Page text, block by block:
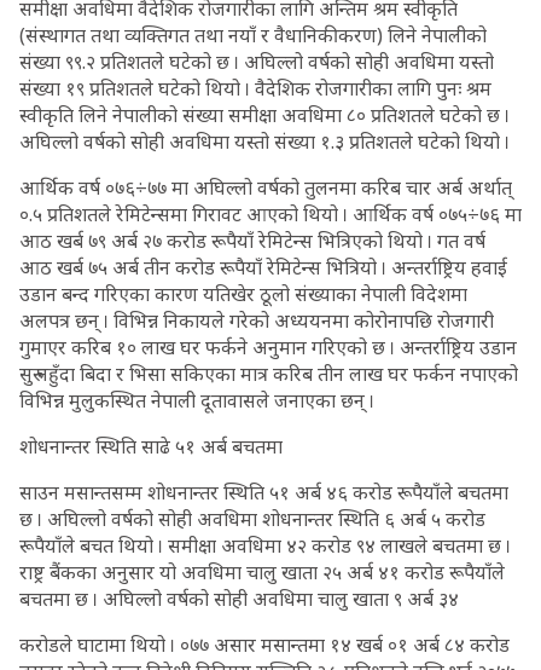
समीक्षा अवधिमा वैदेशिक रोजगारीका लागि अन्तिम श्रम स्वीकृति
(संस्थागत तथा व्यक्तिगत तथा नयाँ र वैधानिकीकरण) लिने नेपालीको
संख्या ९९.२ प्रतिशतले घटेको छ । अघिल्लो वर्षको सोही अवधिमा यस्तो
संख्या १९ प्रतिशतले घटेको थियो । वैदेशिक रोजगारीका लागि पुनः श्रम
स्वीकृति लिने नेपालीको संख्या समीक्षा अवधिमा ८० प्रतिशतले घटेको छ ।
अघिल्लो वर्षको सोही अवधिमा यस्तो संख्या १.३ प्रतिशतले घटेको थियो ।
आर्थिक वर्ष ०७६÷७७ मा अघिल्लो वर्षको तुलनमा करिब चार अर्ब अर्थात्
०.५ प्रतिशतले रेमिटेन्समा गिरावट आएको थियो । आर्थिक वर्ष ०७५÷७६ मा
आठ खर्ब ७९ अर्ब २७ करोड रूपैयाँ रेमिटेन्स भित्रिएको थियो । गत वर्ष
आठ खर्ब ७५ अर्ब तीन करोड रूपैयाँ रेमिटेन्स भित्रियो । अन्तर्राष्ट्रिय हवाई
उडान बन्द गरिएका कारण यतिखेर ठूलो संख्याका नेपाली विदेशमा
अलपत्र छन् । विभिन्न निकायले गरेको अध्ययनमा कोरोनापछि रोजगारी
गुमाएर करिब १० लाख घर फर्कने अनुमान गरिएको छ । अन्तर्राष्ट्रिय उडान
सुरु नहुँदा बिदा र भिसा सकिएका मात्र करिब तीन लाख घर फर्कन नपाएको
विभिन्न मुलुकस्थित नेपाली दूतावासले जनाएका छन् ।
शोधनान्तर स्थिति साढे ५१ अर्ब बचतमा
साउन मसान्तसम्म शोधनान्तर स्थिति ५१ अर्ब ४६ करोड रूपैयाँले बचतमा
छ । अघिल्लो वर्षको सोही अवधिमा शोधनान्तर स्थिति ६ अर्ब ५ करोड
रूपैयाँले बचत थियो । समीक्षा अवधिमा ४२ करोड ९४ लाखले बचतमा छ ।
राष्ट्र बैंकका अनुसार यो अवधिमा चालु खाता २५ अर्ब ४१ करोड रूपैयाँले
बचतमा छ । अघिल्लो वर्षको सोही अवधिमा चालु खाता ९ अर्ब ३४
करोडले घाटामा थियो । ०७७ असार मसान्तमा १४ खर्ब ०१ अर्ब ८४ करोड